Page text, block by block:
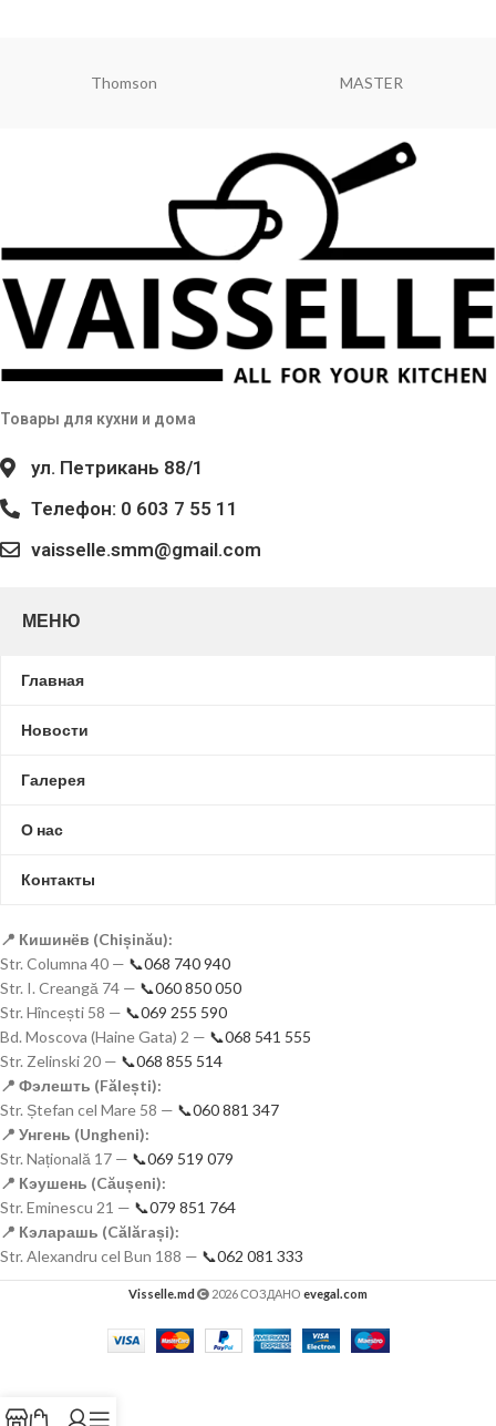
Товары для кухни и дома
ул. Петрикань 88/1
Телефон: 0 603 7 55 11
vaisselle.smm@gmail.com
МЕНЮ
Главная
Новости
Галерея
О нас
Контакты
📍 Кишинёв (Chișinău):
Str. Columna 40 — 📞068 740 940
Str. I. Creangă 74 — 📞060 850 050
Str. Hîncești 58 — 📞069 255 590
Bd. Moscova (Haine Gata) 2 — 📞068 541 555
Str. Zelinski 20 — 📞068 855 514
📍 Фэлешть (Fălești):
Str. Ștefan cel Mare 58 — 📞060 881 347
📍 Унгень (Ungheni):
Str. Națională 17 — 📞069 519 079
📍 Кэушень (Căușeni):
Str. Eminescu 21 — 📞079 851 764
📍 Кэларашь (Călărași):
Str. Alexandru cel Bun 188 — 📞062 081 333
Visselle.md 2026 СОЗДАНО evegal.com